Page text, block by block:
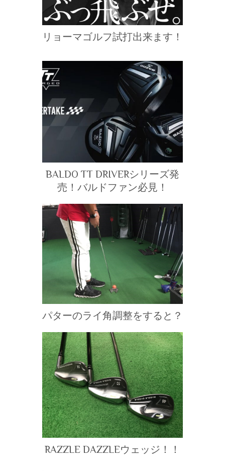
リョーマゴルフ試打出来ます！
BALDO TT DRIVERシリーズ発
売！バルドファン必見！
パターのライ角調整をすると？
RAZZLE DAZZLEウェッジ！！